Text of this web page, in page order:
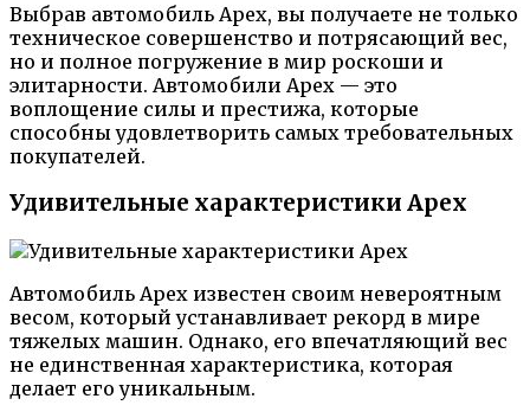
Выбрав автомобиль Apex, вы получаете не только
техническое совершенство и потрясающий вес,
но и полное погружение в мир роскоши и
элитарности. Автомобили Apex — это
воплощение силы и престижа, которые
способны удовлетворить самых требовательных
покупателей.
Удивительные характеристики Apex
Автомобиль Apex известен своим невероятным
весом, который устанавливает рекорд в мире
тяжелых машин. Однако, его впечатляющий вес
не единственная характеристика, которая
делает его уникальным.